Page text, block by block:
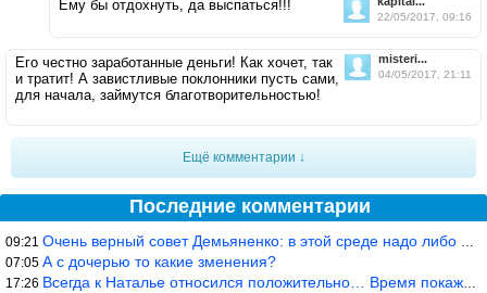
22/05/2017, 09:16
Ему бы отдохнуть, да выспаться!!!
misteri...
04/05/2017, 21:11
Его честно заработанные деньги! Как хочет, так
и тратит! А завистливые поклонники пусть сами,
для начала, займутся благотворительностью!
Ещё комментарии ↓
Последние комментарии
09:21 Очень верный совет Демьяненко: в этой среде надо либо иметь зубы
07:05 А с дочерью то какие зменения?
17:26 Всегда к Наталье относился положительно… Время покажет, что буде